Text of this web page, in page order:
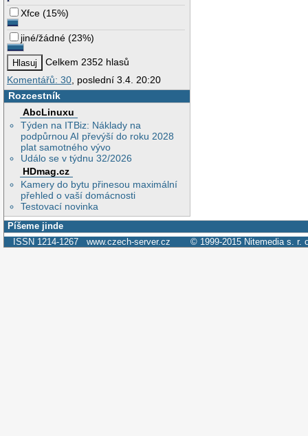
Xfce (15%)
jiné/žádné (23%)
Celkem 2352 hlasů
Komentářů: 30 , poslední 3.4. 20:20
Rozcestník
AbcLinuxu
Týden na ITBiz: Náklady na
podpůrnou AI převýší do roku 2028
plat samotného vývo
Událo se v týdnu 32/2026
HDmag.cz
Kamery do bytu přinesou maximální
přehled o vaší domácnosti
Testovací novinka
Píšeme jinde
ISSN 1214-1267 www.czech-server.cz © 1999-2015 Nitemedia s. r.